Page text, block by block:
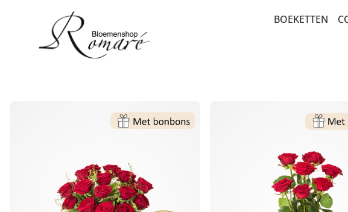
BOEKETTEN
ROUW EN
MEEST